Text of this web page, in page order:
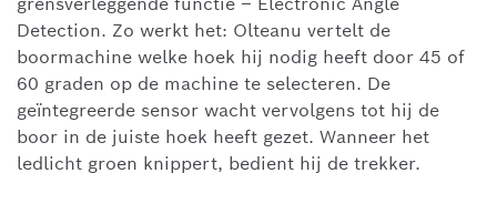
Detection. Zo werkt het: Olteanu vertelt de
boormachine welke hoek hij nodig heeft door 45 of
60 graden op de machine te selecteren. De
geïntegreerde sensor wacht vervolgens tot hij de
boor in de juiste hoek heeft gezet. Wanneer het
ledlicht groen knippert, bedient hij de trekker.